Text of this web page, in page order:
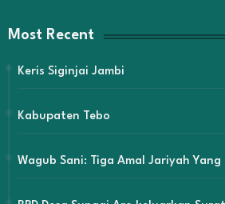
Most Recent
Keris Siginjai Jambi
Kabupaten Tebo
Wagub Sani: Tiga Amal Jariyah Yang